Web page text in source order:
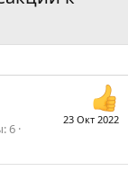
23 Окт 2022
6